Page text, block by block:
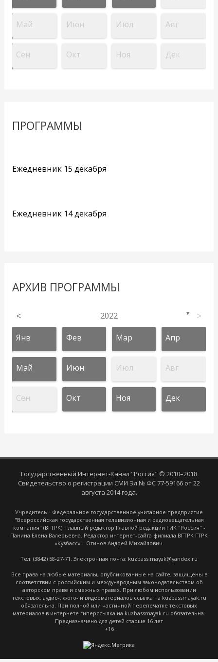
Май Июн Июл Авг
Сен Окт Ноя Дек
ПРОГРАММЫ
Ежедневник 15 декабря
Ежедневник 14 декабря
АРХИВ ПРОГРАММЫ
< 2022 ▼ >
Янв Фев Мар Апр
Май Июн Июл Авг
Сен Окт Ноя Дек
Государственный Интернет-Канал "Россия" © 2010–2018
Свидетельство о регистрации СМИ Эл № ФС 77-59166 от 22
августа 2014 года.
Учредитель - Федеральное государственное унитарное предприятие
"Всероссийская государственная телевизионная и радиовещательная
компания" (ВГТРК). Главный редактор Главной редакции ГИК "Россия" -
Панина Елена Валерьевна. Редактор интернет-сайта филиала ВГТРК ГТРК
«Кузбасс» – Отинов Андрей Михайлович.
Тел. (3842) 58-27-71. Электронная почта: kuzbass.mayak@yandex.ru
Все права на любые материалы, опубликованные на сайте, защищены в
соответствии с российским и международным законодательством об
авторском праве и смежных правах. При любом использовании
текстовых, аудио-, фото- и видеоматериалов ссылка на kuzbassmayak.ru
обязательна. При полной или частичной перепечатке текстовых
материалов в интернете гиперссылка на kuzbassmayak.ru обязательна.
Предназначено для детей старше 16 лет
+16